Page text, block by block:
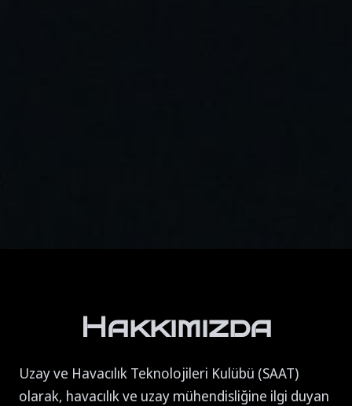
Hakkımızda
Uzay ve Havacılık Teknolojileri Kulübü (SAAT)
olarak, havacılık ve uzay mühendisliğine ilgi duyan